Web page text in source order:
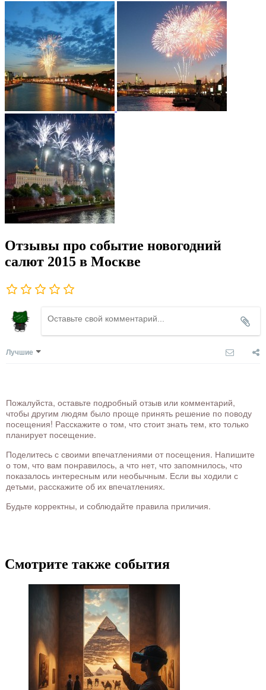
Отзывы про событие новогодний
салют 2015 в Москве
Лучшие
Пожалуйста, оставьте подробный отзыв или комментарий,
чтобы другим людям было проще принять решение по поводу
посещения! Расскажите о том, что стоит знать тем, кто только
планирует посещение.
Поделитесь с своими впечатлениями от посещения. Напишите
о том, что вам понравилось, а что нет, что запомнилось, что
показалось интересным или необычным. Если вы ходили с
детьми, расскажите об их впечатлениях.
Будьте корректны, и соблюдайте правила приличия.
Смотрите также события